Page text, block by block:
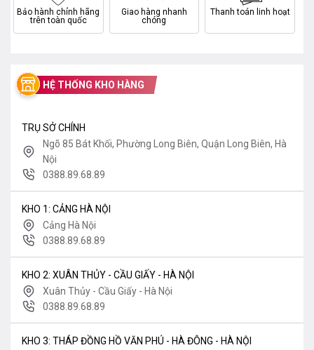
Bảo hành chính hãng
trên toàn quốc
Giao hàng nhanh
chóng
Thanh toán linh hoạt
HỆ THỐNG KHO HÀNG
TRỤ SỞ CHÍNH
Ngõ 85 Bát Khối, Phường Long Biên, Quận Long Biên, Hà
Nội
0388.89.68.89
KHO 1: CẢNG HÀ NỘI
Cảng Hà Nội
0388.89.68.89
KHO 2: XUÂN THỦY - CẦU GIẤY - HÀ NỘI
Xuân Thủy - Cầu Giấy - Hà Nội
0388.89.68.89
KHO 3: THÁP ĐỒNG HỒ VĂN PHÚ - HÀ ĐÔNG - HÀ NỘI